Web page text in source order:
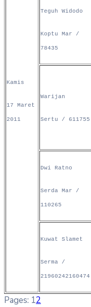
Kamis
17 Maret
2011
Teguh Widodo
Koptu Mar /
78435
Warijan
Sertu / 611755
Dwi Ratno
Serda Mar /
110265
Kuwat Slamet
Serma /
21960242160474
Pages: 12